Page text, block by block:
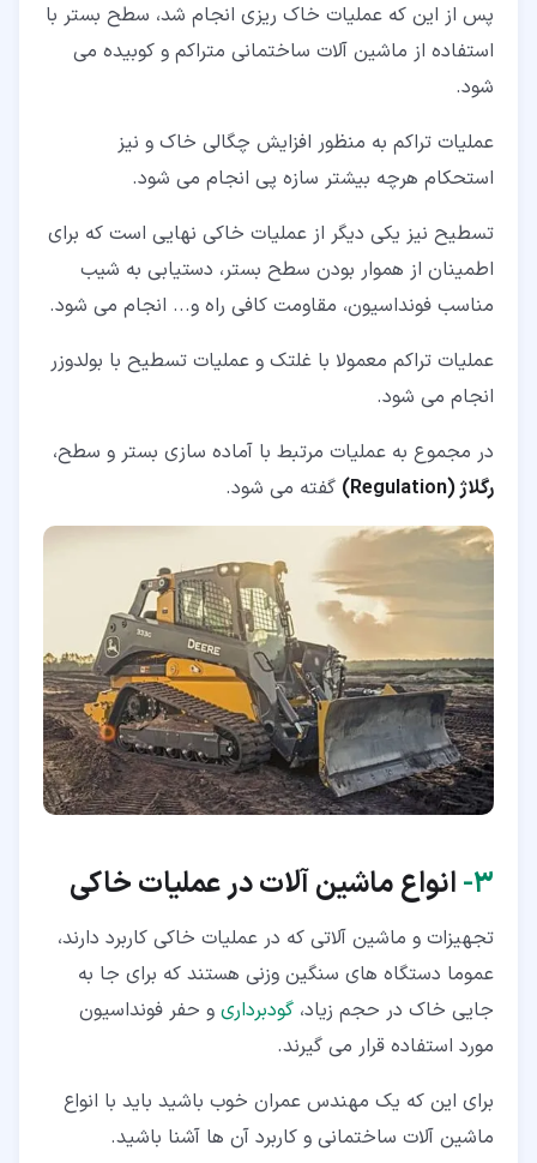
پس از این که عملیات خاک ریزی انجام شد، سطح بستر با
استفاده از ماشین آلات ساختمانی متراکم و کوبیده می
شود.
عملیات تراکم به منظور افزایش چگالی خاک و نیز
استحکام هرچه بیشتر سازه پی انجام می شود.
تسطیح نیز یکی دیگر از عملیات خاکی نهایی است که برای
اطمینان از هموار بودن سطح بستر، دستیابی به شیب
مناسب فونداسیون، مقاومت کافی راه و... انجام می شود.
عملیات تراکم معمولا با غلتک و عملیات تسطیح با بولدوزر
انجام می شود.
در مجموع به عملیات مرتبط با آماده سازی بستر و سطح،
رگلاژ (Regulation)
گفته می شود.
۳‏- انواع ماشین آلات در عملیات خاکی
تجهیزات و ماشین آلاتی که در عملیات خاکی کاربرد دارند،
عموما دستگاه های سنگین وزنی هستند که برای جا به
جایی خاک در حجم زیاد، گودبرداری و حفر فونداسیون
مورد استفاده قرار می گیرند.
برای این که یک مهندس عمران خوب باشید باید با انواع
ماشین آلات ساختمانی و کاربرد آن ها آشنا باشید.